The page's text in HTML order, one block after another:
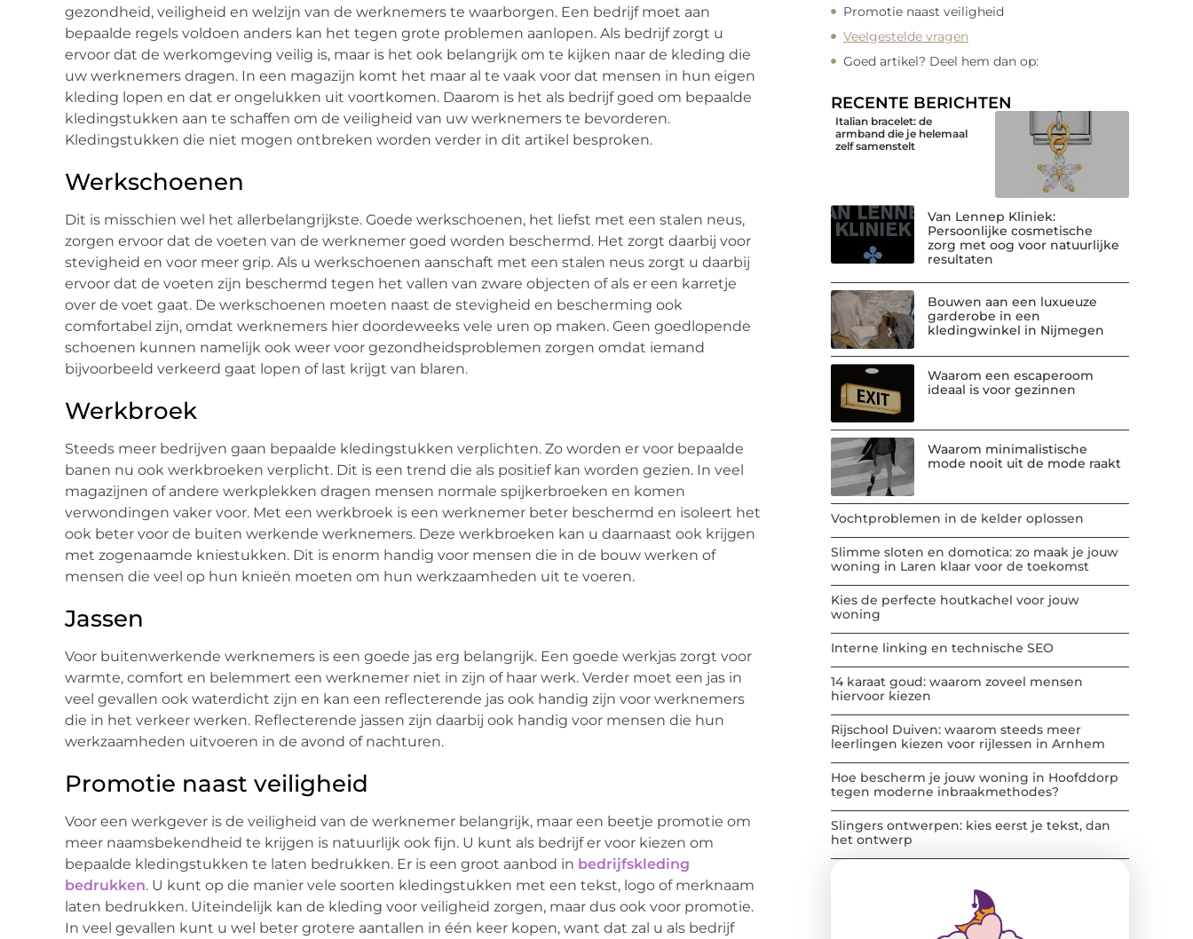
gezondheid, veiligheid en welzijn van de werknemers te waarborgen. Een bedrijf moet aan
bepaalde regels voldoen anders kan het tegen grote problemen aanlopen. Als bedrijf zorgt u
ervoor dat de werkomgeving veilig is, maar is het ook belangrijk om te kijken naar de kleding die
uw werknemers dragen. In een magazijn komt het maar al te vaak voor dat mensen in hun eigen
kleding lopen en dat er ongelukken uit voortkomen. Daarom is het als bedrijf goed om bepaalde
kledingstukken aan te schaffen om de veiligheid van uw werknemers te bevorderen.
Kledingstukken die niet mogen ontbreken worden verder in dit artikel besproken.
Werkschoenen
Dit is misschien wel het allerbelangrijkste. Goede werkschoenen, het liefst met een stalen neus,
zorgen ervoor dat de voeten van de werknemer goed worden beschermd. Het zorgt daarbij voor
stevigheid en voor meer grip. Als u werkschoenen aanschaft met een stalen neus zorgt u daarbij
ervoor dat de voeten zijn beschermd tegen het vallen van zware objecten of als er een karretje
over de voet gaat. De werkschoenen moeten naast de stevigheid en bescherming ook
comfortabel zijn, omdat werknemers hier doordeweeks vele uren op maken. Geen goedlopende
schoenen kunnen namelijk ook weer voor gezondheidsproblemen zorgen omdat iemand
bijvoorbeeld verkeerd gaat lopen of last krijgt van blaren.
Werkbroek
Steeds meer bedrijven gaan bepaalde kledingstukken verplichten. Zo worden er voor bepaalde
banen nu ook werkbroeken verplicht. Dit is een trend die als positief kan worden gezien. In veel
magazijnen of andere werkplekken dragen mensen normale spijkerbroeken en komen
verwondingen vaker voor. Met een werkbroek is een werknemer beter beschermd en isoleert het
ook beter voor de buiten werkende werknemers. Deze werkbroeken kan u daarnaast ook krijgen
met zogenaamde kniestukken. Dit is enorm handig voor mensen die in de bouw werken of
mensen die veel op hun knieën moeten om hun werkzaamheden uit te voeren.
Jassen
Voor buitenwerkende werknemers is een goede jas erg belangrijk. Een goede werkjas zorgt voor
warmte, comfort en belemmert een werknemer niet in zijn of haar werk. Verder moet een jas in
veel gevallen ook waterdicht zijn en kan een reflecterende jas ook handig zijn voor werknemers
die in het verkeer werken. Reflecterende jassen zijn daarbij ook handig voor mensen die hun
werkzaamheden uitvoeren in de avond of nachturen.
Promotie naast veiligheid
Voor een werkgever is de veiligheid van de werknemer belangrijk, maar een beetje promotie om
meer naamsbekendheid te krijgen is natuurlijk ook fijn. U kunt als bedrijf er voor kiezen om
bepaalde kledingstukken te laten bedrukken. Er is een groot aanbod in bedrijfskleding
bedrukken. U kunt op die manier vele soorten kledingstukken met een tekst, logo of merknaam
laten bedrukken. Uiteindelijk kan de kleding voor veiligheid zorgen, maar dus ook voor promotie.
In veel gevallen kunt u wel beter grotere aantallen in één keer kopen, want dat zal u als bedrijf
Promotie naast veiligheid
Veelgestelde vragen
Goed artikel? Deel hem dan op:
RECENTE BERICHTEN
Italian bracelet: de
armband die je helemaal
zelf samenstelt
Van Lennep Kliniek:
Persoonlijke cosmetische
zorg met oog voor natuurlijke
resultaten
Bouwen aan een luxueuze
garderobe in een
kledingwinkel in Nijmegen
Waarom een escaperoom
ideaal is voor gezinnen
Waarom minimalistische
mode nooit uit de mode raakt
Vochtproblemen in de kelder oplossen
Slimme sloten en domotica: zo maak je jouw
woning in Laren klaar voor de toekomst
Kies de perfecte houtkachel voor jouw
woning
Interne linking en technische SEO
14 karaat goud: waarom zoveel mensen
hiervoor kiezen
Rijschool Duiven: waarom steeds meer
leerlingen kiezen voor rijlessen in Arnhem
Hoe bescherm je jouw woning in Hoofddorp
tegen moderne inbraakmethodes?
Slingers ontwerpen: kies eerst je tekst, dan
het ontwerp